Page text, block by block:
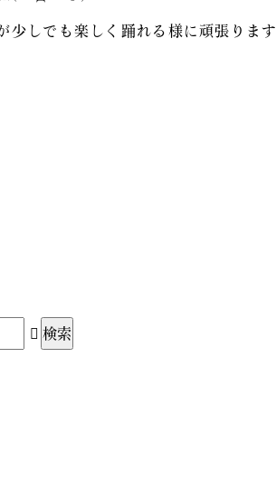
少しでも楽しく踊れる様に頑張ります